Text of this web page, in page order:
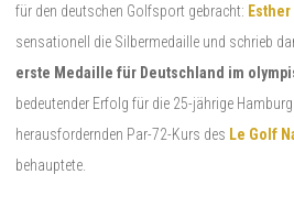
für den deutschen Golfsport gebracht:
sensationell die Silbermedaille und schrieb
erste Medaille für Deutschland im
bedeutender Erfolg für die 25-jährige
herausfordernden Par-72-Kurs des Le Golf
behauptete.